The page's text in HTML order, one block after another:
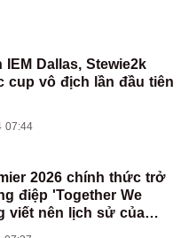
IEM Dallas, Stewie2k
cup vô địch lần đầu tiên
07:44
2026 chính thức trở
điệp 'Together We
viết nên lịch sử của